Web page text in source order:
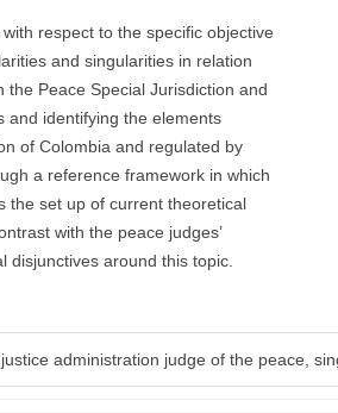
respect to the specific objective
and singularities in relation
Peace Special Jurisdiction and
and identifying the elements
of Colombia and regulated by
a reference framework in which
the set up of current theoretical
with the peace judges’
disjunctives around this topic.
administration judge of the peace,